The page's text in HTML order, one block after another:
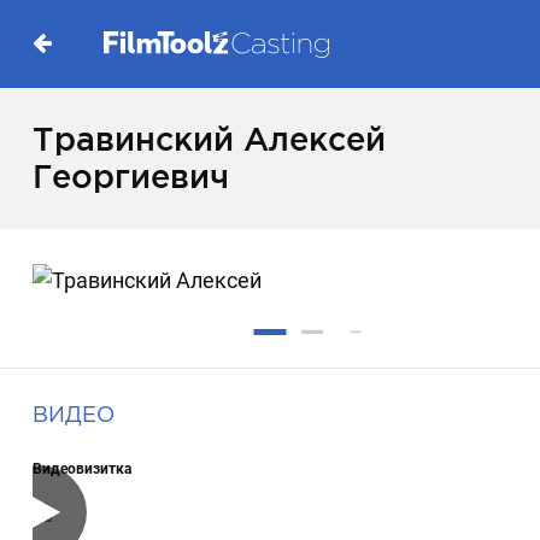
Травинский Алексей
Георгиевич
ВИДЕО
Видеовизитка